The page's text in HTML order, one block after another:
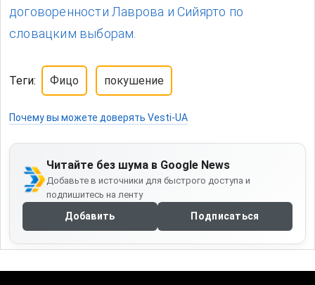
договоренности Лаврова и Сийярто по
словацким выборам.
Теги: Фицо покушение
Почему вы можете доверять Vesti-UA
Читайте без шума в Google News
Добавьте в источники для быстрого доступа и
подпишитесь на ленту
Добавить Подписаться